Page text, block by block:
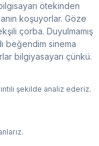
ötekinden
koşuyorlar. Göze
çorba. Duyulmamış
beğendim sinema
bilgiyasayarı çünkü.
şekilde analiz ederiz.